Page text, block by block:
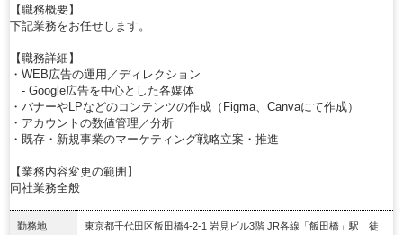
【職務概要】
下記業務をお任せします。
【職務詳細】
・WEB広告の運用／ディレクション
‐ Google広告を中心とした各媒体
・バナーやLPなどのコンテンツの作成（Figma、Canvaにて作成）
・アカウントの数値管理／分析
・既存・新規事業のマーケティング戦略立案・推進
【業務内容変更の範囲】
同社業務全般
勤務地
東京都千代田区飯田橋4-2-1 岩見ビル3階 JR各線「飯田橋」駅 徒